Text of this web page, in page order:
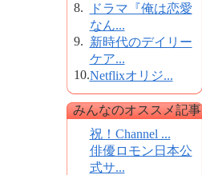
8.
ドラマ『俺は恋愛
なん...
9. 新時代のデイリー
ケア...
10.Netflixオリジ...
みんなのオススメ記事
祝！Channel ...
俳優ロモン日本公
式サ...